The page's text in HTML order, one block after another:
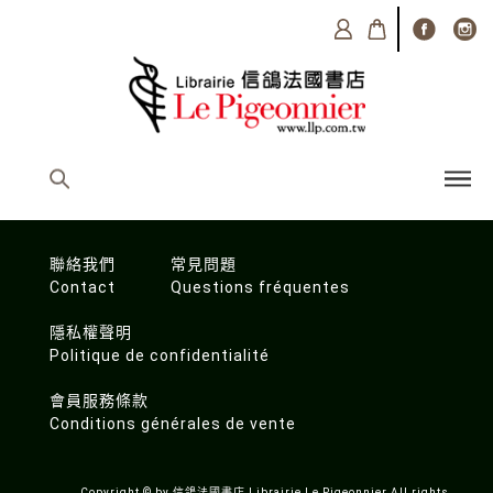
聯絡我們
Contact
常見問題
Questions fréquentes
隱私權聲明
Politique de confidentialité
會員服務條款
Conditions générales de vente